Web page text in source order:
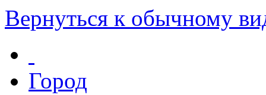
Вернуться к обычному
Город